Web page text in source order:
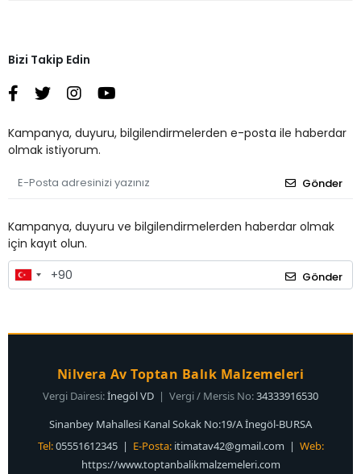
Bizi Takip Edin
Kampanya, duyuru, bilgilendirmelerden e-posta ile haberdar
olmak istiyorum.
Gönder
Kampanya, duyuru ve bilgilendirmelerden haberdar olmak
için kayıt olun.
Gönder
Nilvera Av Toptan Balık Malzemeleri
Vergi Dairesi:İnegöl VD | Vergi / Mersis No:34333916530
Sinanbey Mahallesi Kanal Sokak No:19/A İnegöl-BURSA
Tel:05551612345 | E-Posta: itimatav42@gmail.com | Web:
https://www.toptanbalikmalzemeleri.com